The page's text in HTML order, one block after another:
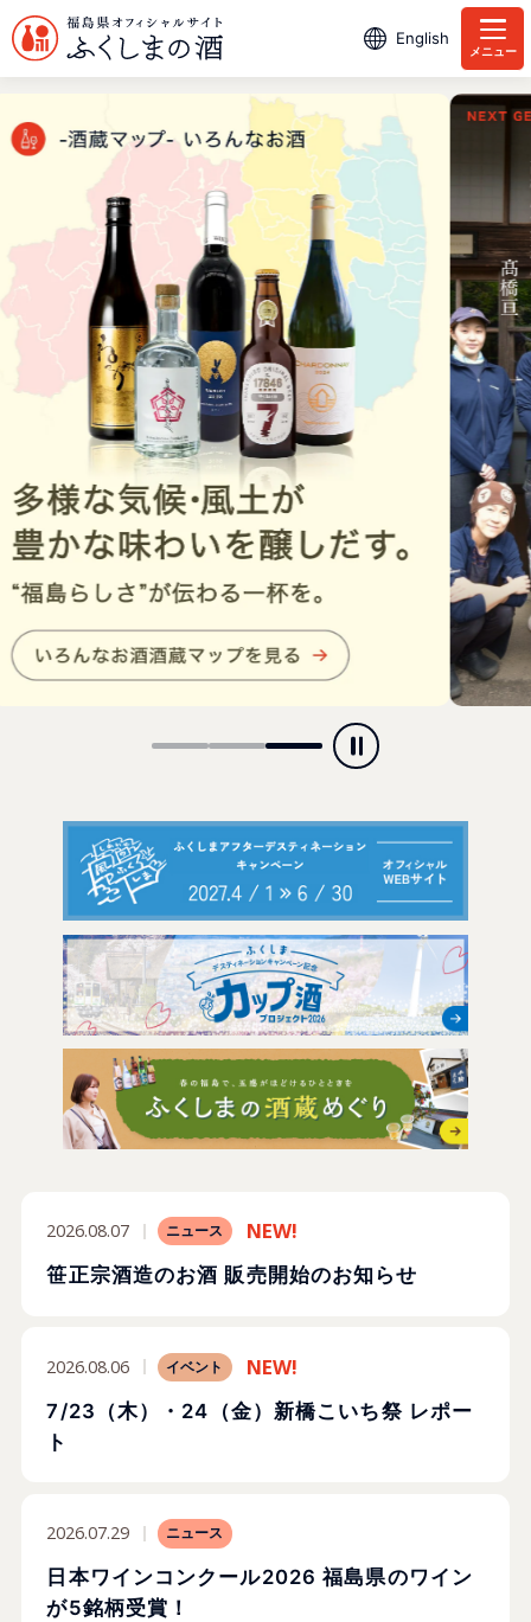
English
メニュー
2026.08.07 ニュース
笹正宗酒造のお酒 販売開始のお知らせ
2026.08.06 イベント
7/23（木）・24（金）新橋こいち祭 レポー
ト
2026.07.29 ニュース
日本ワインコンクール2026 福島県のワイン
が5銘柄受賞！